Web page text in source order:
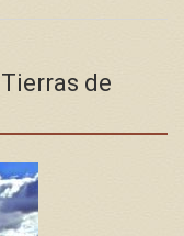
de